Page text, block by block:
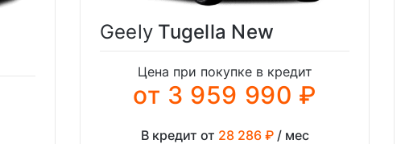
Geely Tugella New
Цена при покупке в кредит
от 3 959 990 ₽
В кредит от 28 286 ₽/ мес